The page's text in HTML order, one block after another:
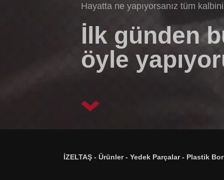
Hayatta ne yapıyorsanız tüm
İlk günden
öyle
İZELTAŞ - Ürünler- Yedek Parçalar- Plastik